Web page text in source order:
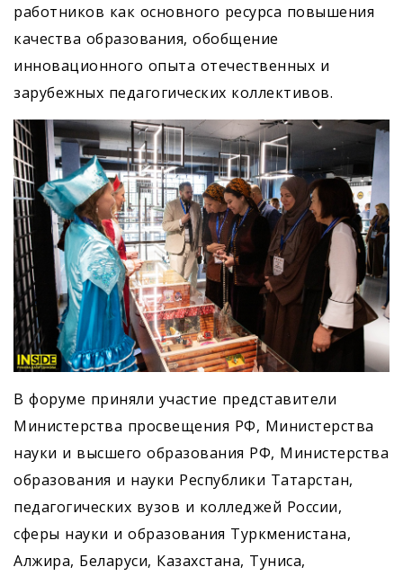
работников как основного ресурса повышения
качества образования, обобщение
инновационного опыта отечественных и
зарубежных педагогических коллективов.
В форуме приняли участие представители
Министерства просвещения РФ, Министерства
науки и высшего образования РФ, Министерства
образования и науки Республики Татарстан,
педагогических вузов и колледжей России,
сферы науки и образования Туркменистана,
Алжира, Беларуси, Казахстана, Туниса,